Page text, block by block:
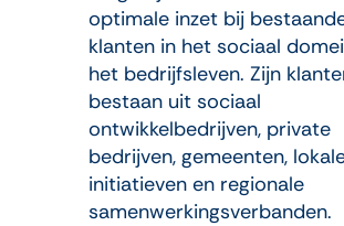
optimale inzet bij
klanten in het sociaal
het bedrijfsleven. Zijn
bestaan uit sociaal
ontwikkelbedrijven, private
bedrijven, gemeenten,
initiatieven en regionale
samenwerkingsverbanden.